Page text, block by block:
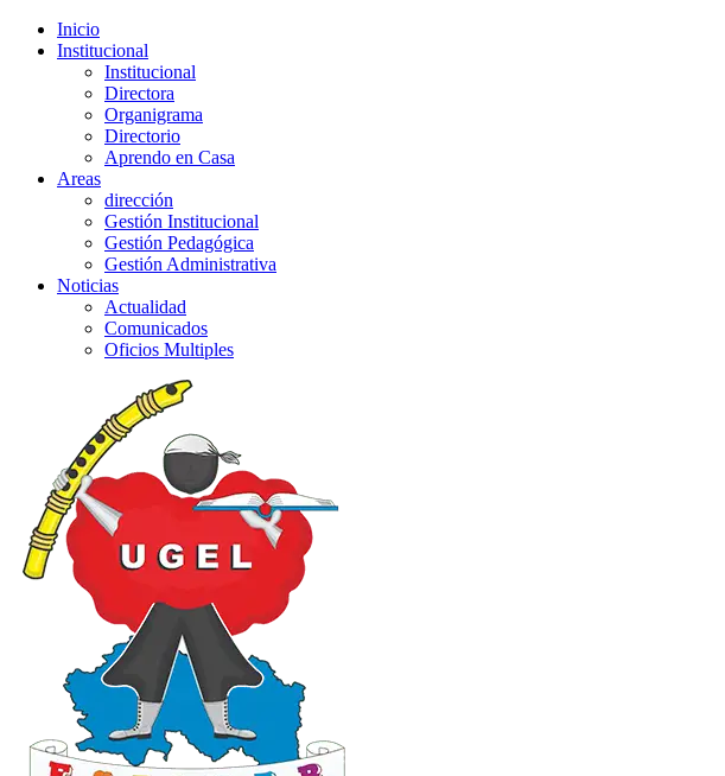
Inicio
Institucional
Institucional
Directora
Organigrama
Directorio
Aprendo en Casa
Areas
dirección
Gestión Institucional
Gestión Pedagógica
Gestión Administrativa
Noticias
Actualidad
Comunicados
Oficios Multiples